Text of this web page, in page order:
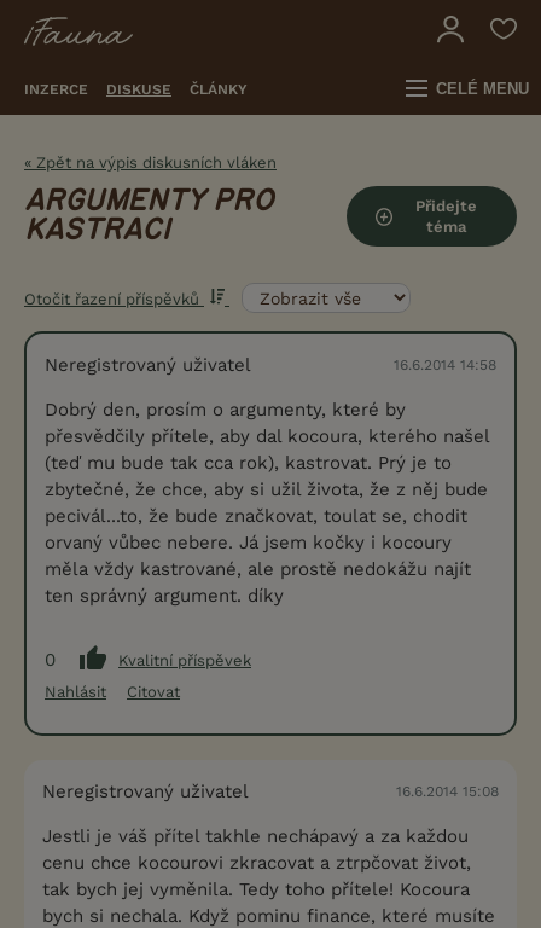
INZERCE DISKUSE ČLÁNKY CELÉ MENU
« Zpět na výpis diskusních vláken
ARGUMENTY PRO
KASTRACI
Přidejte
téma
Otočit řazení příspěvků
Neregistrovaný uživatel 16.6.2014 14:58
Dobrý den, prosím o argumenty, které by
přesvědčily přítele, aby dal kocoura, kterého našel
(teď mu bude tak cca rok), kastrovat. Prý je to
zbytečné, že chce, aby si užil života, že z něj bude
pecivál...to, že bude značkovat, toulat se, chodit
orvaný vůbec nebere. Já jsem kočky i kocoury
měla vždy kastrované, ale prostě nedokážu najít
ten správný argument. díky
0
Kvalitní příspěvek
Nahlásit
Citovat
Neregistrovaný uživatel 16.6.2014 15:08
Jestli je váš přítel takhle nechápavý a za každou
cenu chce kocourovi zkracovat a ztrpčovat život,
tak bych jej vyměnila. Tedy toho přítele! Kocoura
bych si nechala. Když pominu finance, které musíte